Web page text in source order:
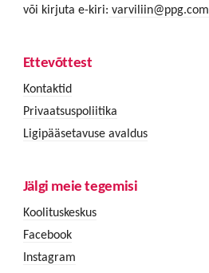
või kirjuta e-kiri: varviliin@ppg.com
Ettevõttest
Kontaktid
Privaatsuspoliitika
Ligipääsetavuse avaldus
Jälgi meie tegemisi
Koolituskeskus
Facebook
Instagram